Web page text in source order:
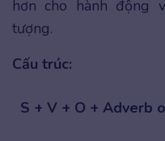
hơn cho hành động
tượng.
Cấu trúc:
S + V + O + Adverb